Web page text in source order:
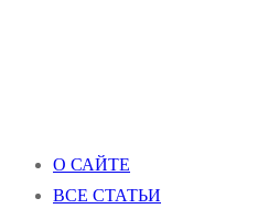
О САЙТЕ
ВСЕ СТАТЬИ